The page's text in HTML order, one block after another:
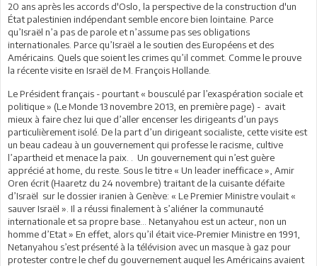
20 ans après les accords d'Oslo, la perspective de la construction d'un
État palestinien indépendant semble encore bien lointaine. Parce
qu’Israël n’a pas de parole et n’assume pas ses obligations
internationales. Parce qu’Israël a le soutien des Européens et des
Américains. Quels que soient les crimes qu’il commet. Comme le prouve
la récente visite en Israël de M. François Hollande.
Le Président français - pourtant « bousculé par l’exaspération sociale et
politique » (Le Monde 13 novembre 2013, en première page) - avait
mieux à faire chez lui que d’aller encenser les dirigeants d’un pays
particulièrement isolé. De la part d’un dirigeant socialiste, cette visite est
un beau cadeau à un gouvernement qui professe le racisme, cultive
l’apartheid et menace la paix. . Un gouvernement qui n’est guère
apprécié at home, du reste. Sous le titre « Un leader inefficace », Amir
Oren écrit (Haaretz du 24 novembre) traitant de la cuisante défaite
d’Israël sur le dossier iranien à Genève: « Le Premier Ministre voulait «
sauver Israël ». Il a réussi finalement à s’aliéner la communauté
internationale et sa propre base… Netanyahou est un acteur, non un
homme d’Etat » En effet, alors qu’il était vice-Premier Ministre en 1991,
Netanyahou s’est présenté à la télévision avec un masque à gaz pour
protester contre le chef du gouvernement auquel les Américains avaient